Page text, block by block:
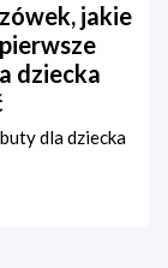
jakie
dziecka
dla dziecka